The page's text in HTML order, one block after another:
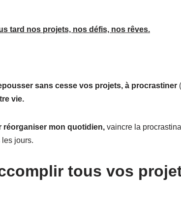
tard nos projets, nos défis, nos rêves.
sans cesse vos projets, à procrastiner
vie.
réorganiser mon quotidien, vaincre la
jours.
tous vos